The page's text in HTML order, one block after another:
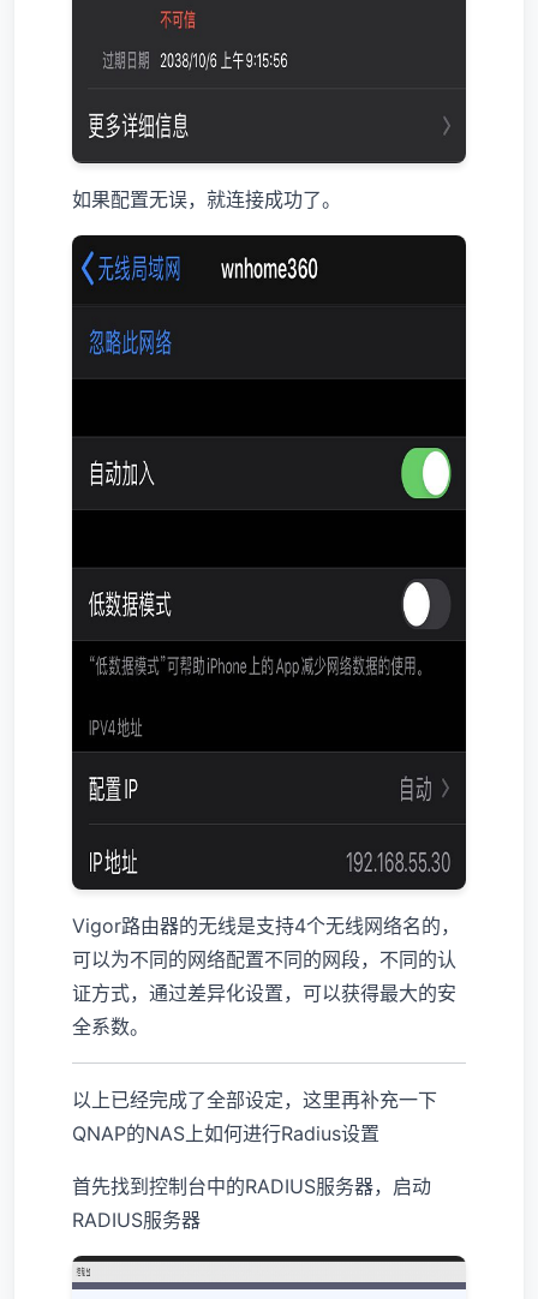
如果配置无误，就连接成功了。
Vigor路由器的无线是支持4个无线网络名的，
可以为不同的网络配置不同的网段，不同的认
证方式，通过差异化设置，可以获得最大的安
全系数。
以上已经完成了全部设定，这里再补充一下
QNAP的NAS上如何进行Radius设置
首先找到控制台中的RADIUS服务器，启动
RADIUS服务器